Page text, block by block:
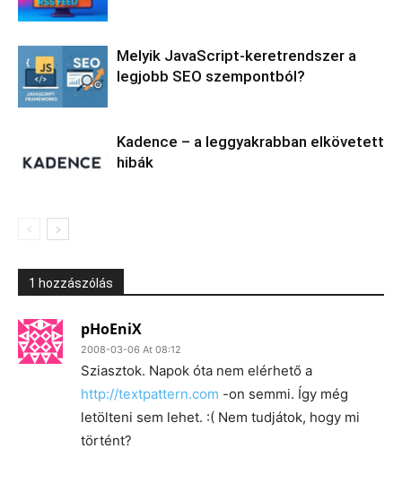
Melyik JavaScript-keretrendszer a
legjobb SEO szempontból?
Kadence – a leggyakrabban elkövetett
hibák
1 hozzászólás
pHoEniX
2008-03-06 At 08:12
Sziasztok. Napok óta nem elérhető a
http://textpattern.com -on semmi. Így még
letölteni sem lehet. :( Nem tudjátok, hogy mi
történt?